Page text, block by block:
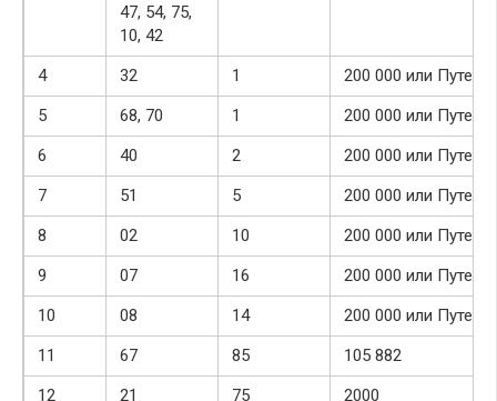
47, 54, 75,
10, 42
4 32 1
200 000 или
5
68, 70 1
200 000 или
6
40 2
200 000 или
7
51 5
200 000 или
8
02 10
200 000 или
9
07 16
200 000 или
10
08 14
200 000 или
11
67 85
105 882
12
21 75
2000